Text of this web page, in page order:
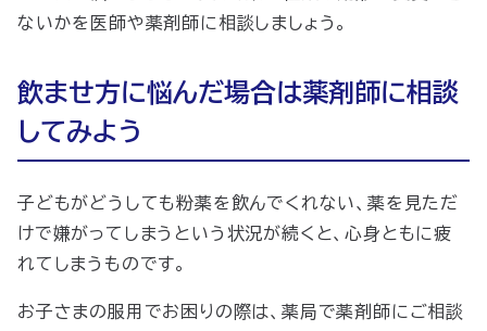
ないかを医師や薬剤師に相談しましょう。
飲ませ方に悩んだ場合は薬剤師に相談
してみよう
子どもがどうしても粉薬を飲んでくれない、薬を見ただ
けで嫌がってしまうという状況が続くと、心身ともに疲
れてしまうものです。
お子さまの服用でお困りの際は、薬局で薬剤師にご相談